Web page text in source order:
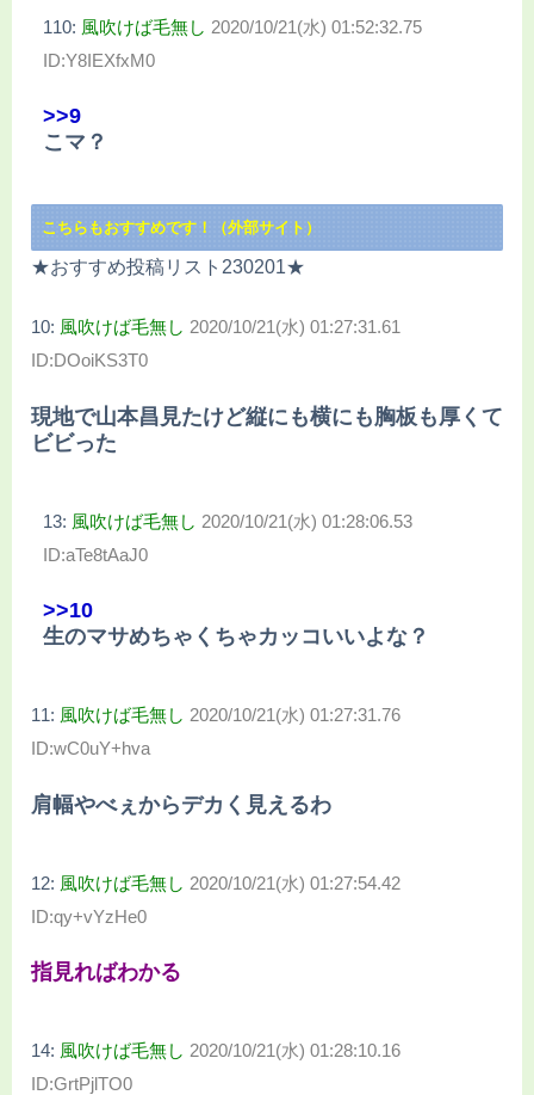
110: 風吹けば毛無し 2020/10/21(水) 01:52:32.75
ID:Y8IEXfxM0
>>9
こマ？
こちらもおすすめです！（外部サイト）
★おすすめ投稿リスト230201★
10: 風吹けば毛無し 2020/10/21(水) 01:27:31.61
ID:DOoiKS3T0
現地で山本昌見たけど縦にも横にも胸板も厚くて
ビビった
13: 風吹けば毛無し 2020/10/21(水) 01:28:06.53
ID:aTe8tAaJ0
>>10
生のマサめちゃくちゃカッコいいよな？
11: 風吹けば毛無し 2020/10/21(水) 01:27:31.76
ID:wC0uY+hva
肩幅やべぇからデカく見えるわ
12: 風吹けば毛無し 2020/10/21(水) 01:27:54.42
ID:qy+vYzHe0
指見ればわかる
14: 風吹けば毛無し 2020/10/21(水) 01:28:10.16
ID:GrtPjlTO0